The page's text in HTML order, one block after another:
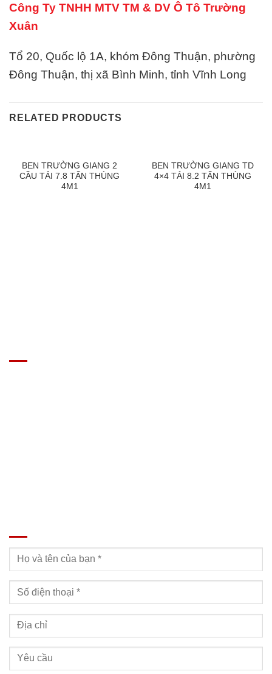
Công Ty TNHH MTV TM & DV Ô Tô Trường
Xuân
Tổ 20, Quốc lộ 1A, khóm Đông Thuận, phường
Đông Thuận, thị xã Bình Minh, tỉnh Vĩnh Long
RELATED PRODUCTS
BEN TRƯỜNG GIANG 2
CẦU TẢI 7.8 TẤN THÙNG
4M1
BEN TRƯỜNG GIANG TD
4×4 TẢI 8.2 TẤN THÙNG
4M1